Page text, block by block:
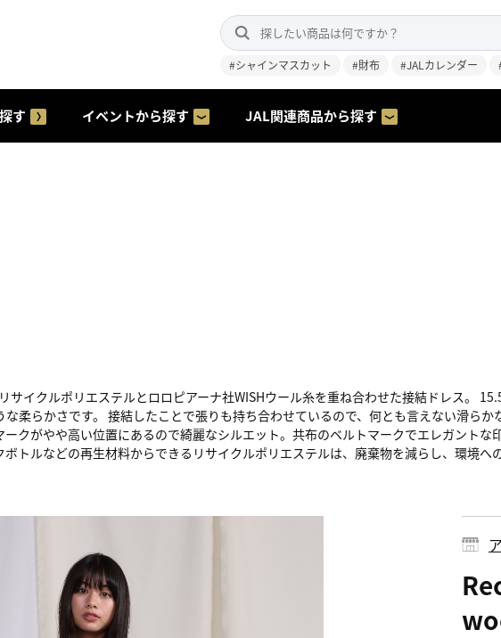
#シャインマスカット #財布 #JALカレンダー
す イベントから探す JAL関連商品から探す
イクルポリエステルとロロピアーナ社WISHウール糸を重ね合わせた接結ドレス。
柔らかさです。 接結したことで張りも持ち合わせているので、何とも言えない滑ら
クがやや高い位置にあるので綺麗なシルエット。共布のベルトマークでエレガント
トルなどの再生材料からできるリサイクルポリエステルは、廃棄物を減らし、環境へ